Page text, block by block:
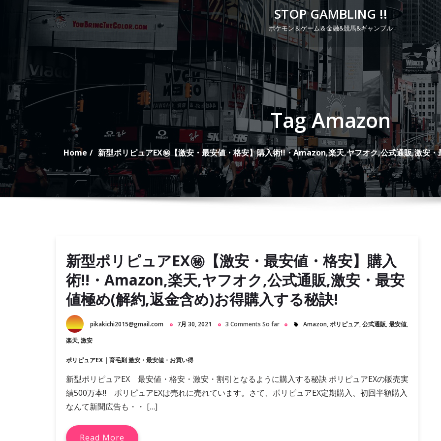
STOP GAMBLING !!
ポケモン＆ゲーム＆金融&競馬&ギャンブル
P
r
i
m
a
r
y
M
e
Tag Amazon
Home 新型ポリピュアEX㊙【激安・最安値・格安】購入術!!・Amazon,楽天,ヤフオク,公式通販,激安
新型ポリピュアEX㊙【激安・最安値・格安】購入
術!!・Amazon,楽天,ヤフオク,公式通販,激安・最安
値極め(解約,返金含め)お得購入する秘訣!
pikakichi2015@gmail.com 7月 30, 2021 3 Comments So far Amazon,ポリピュア,公式通販,最安値,
楽天,激安
ポリピュアEX | 育毛剤 激安・最安値・お買い得
新型ポリピュアEX 最安値・格安・激安・割引となるように購入する秘訣 ポリピュアEXの販売実
績500万本‼ ポリピュアEXは売れに売れています。さて、ポリピュアEX定期購入、初回半額購入
なんて新聞広告も・・ […]
Read More